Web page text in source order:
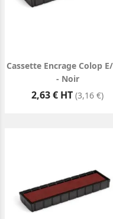
Cassette Encrage Colop
- Noir
Prix
2,63 € HT (3,16 €)